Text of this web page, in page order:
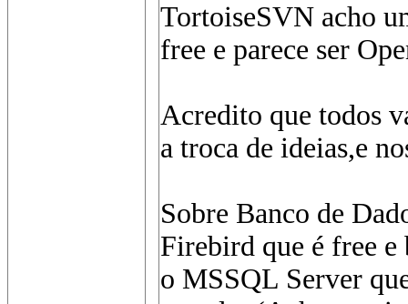
TortoiseSVN acho
free e parece ser
Acredito que todos
a troca de ideias,e
Sobre Banco de
Firebird que é free e
o MSSQL Server